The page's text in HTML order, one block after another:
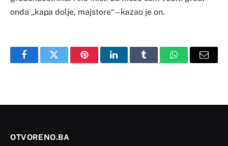
onda „kapa dolje, majstore“ – kazao je on.
FacebookTwitter PinterestLinkedInTumblr WhatsAppEmail
OTVORENO.BA